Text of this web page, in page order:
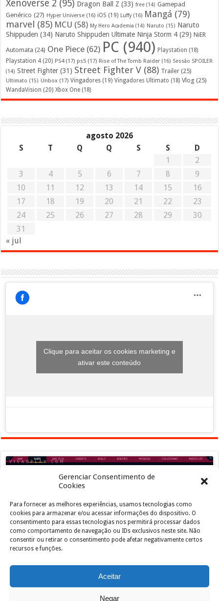
Gerenciar Consentimento de
Cookies
Para fornecer as melhores experiências, usamos tecnologias como
cookies para armazenar e/ou acessar informações do dispositivo. O
consentimento para essas tecnologias nos permitirá processar dados
como comportamento de navegação ou IDs exclusivos neste site. Não
consentir ou retirar o consentimento pode afetar negativamente certos
recursos e funções.
Aceitar
Negar
Xenoverse 2 (95) Dragon Ball Z (33) free (14) Gamepad
Genérico (27) Hyper Universe (16) iOS (19) Luffy(16) Mangá (79)
marvel (85) MCU (58) My Hero Academia (14) Naruto (15) Naruto
Shippuden (34) Naruto Shippuden Ultimate Ninja Storm 4 (29) NiER
Automata (24) One Piece (62) PC (940) Playstation (18)
Playstation 4 (20) PS4(17) ps5 (17) Rise of The Tomb Raider (16) Sessão SPOILER
(14) Street Fighter (31) Street Fighter V (88) Trailer (25)
Ultimato (15) Unbox (17) Vingadores (19) Vingadores Ultimato (18) Vlog (25)
WandaVision (20) Xbox One (18)
agosto 2026
S
T Q Q S S
D
1
2
3
4 5 6 7 8
9
10
11 12 13 14 15
16
17
18 19 20 21 22
23
24
25 26 27 28 29
30
31
« jul
Clique para aceitar os cookies marketing e
ativar este conteúdo
Clique para aceitar os cookies marketing e
ativar este conteúdo